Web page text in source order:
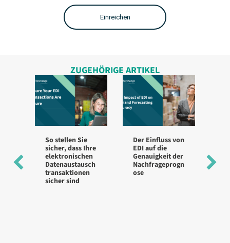
ZUGEHÖRIGE ARTIKEL
So stellen Sie
sicher, dass Ihre
elektronischen
Datenaustausch
transaktionen
sicher sind
Der Einfluss von
EDI auf die
Genauigkeit der
Nachfrageprogn
ose